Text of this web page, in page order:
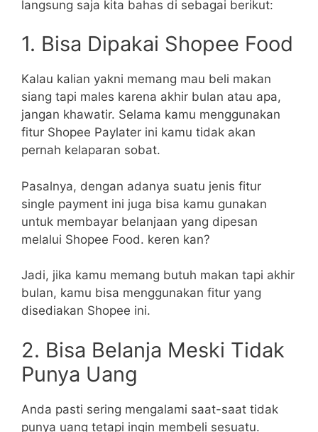
langsung saja kita bahas di sebagai berikut:
1. Bisa Dipakai Shopee Food
Kalau kalian yakni memang mau beli makan
siang tapi males karena akhir bulan atau apa,
jangan khawatir. Selama kamu menggunakan
fitur Shopee Paylater ini kamu tidak akan
pernah kelaparan sobat.
Pasalnya, dengan adanya suatu jenis fitur
single payment ini juga bisa kamu gunakan
untuk membayar belanjaan yang dipesan
melalui Shopee Food. keren kan?
Jadi, jika kamu memang butuh makan tapi akhir
bulan, kamu bisa menggunakan fitur yang
disediakan Shopee ini.
2. Bisa Belanja Meski Tidak
Punya Uang
Anda pasti sering mengalami saat-saat tidak
punya uang tetapi ingin membeli sesuatu.